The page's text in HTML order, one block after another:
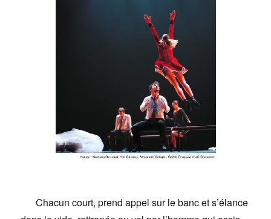
Chacun court, prend appel sur le banc et s’élance